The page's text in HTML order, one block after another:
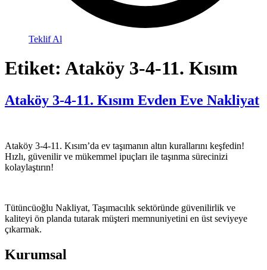
Teklif Al
Etiket: Ataköy 3-4-11. Kısım
Ataköy 3-4-11. Kısım Evden Eve Nakliyat
Ataköy 3-4-11. Kısım’da ev taşımanın altın kurallarını keşfedin!
Hızlı, güvenilir ve mükemmel ipuçları ile taşınma sürecinizi
kolaylaştırın!
Tütüncüoğlu Nakliyat, Taşımacılık sektöründe güvenilirlik ve
kaliteyi ön planda tutarak müşteri memnuniyetini en üst seviyeye
çıkarmak.
Kurumsal